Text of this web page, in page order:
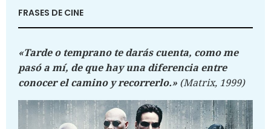
FRASES DE CINE
«Tarde o temprano te darás cuenta, como me
pasó a mí, de que hay una diferencia entre
conocer el camino y recorrerlo.» (Matrix, 1999)